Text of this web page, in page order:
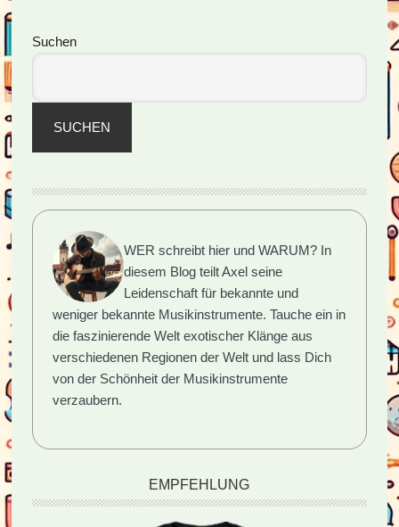
Seitenspalte
Suchen
SUCHEN
WER schreibt hier und WARUM? In
diesem Blog teilt Axel seine
Leidenschaft für bekannte und
weniger bekannte Musikinstrumente. Tauche ein in
die faszinierende Welt exotischer Klänge aus
verschiedenen Regionen der Welt und lass Dich
von der Schönheit der Musikinstrumente
verzaubern.
EMPFEHLUNG